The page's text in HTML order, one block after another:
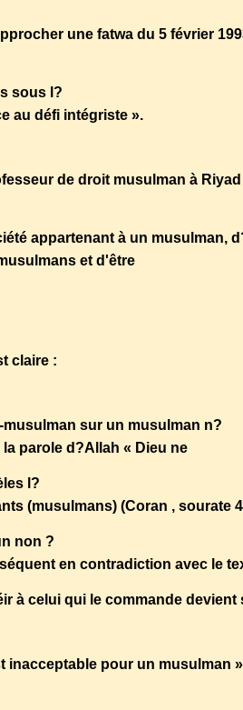
une fatwa du 5 février
sous l?
au défi intégriste ».
de droit musulman à
appartenant à un musulman,
et d'être
claire :
sur un musulman n?
parole d?Allah « Dieu ne
l?
(musulmans) (Coran , sourate
non ?
en contradiction avec le
à celui qui le commande
inacceptable pour un musulman